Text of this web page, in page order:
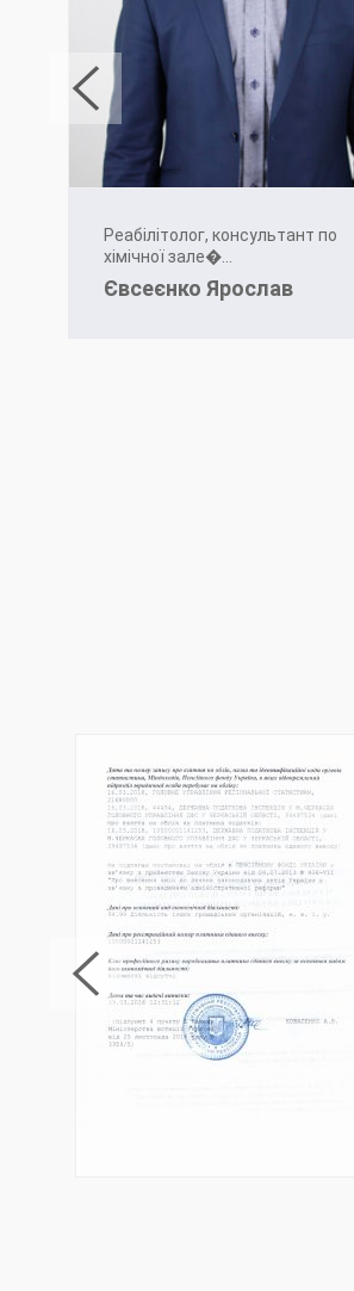
Реабілітолог, консультант по
хімічної зале�...
Євсеєнко Ярослав